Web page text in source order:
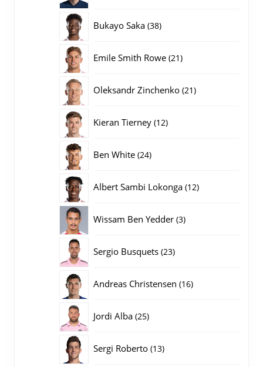
Bukayo Saka 3838
Emile Smith Rowe 2121
Oleksandr Zinchenko 2121
Kieran Tierney 1212
Ben White 2424
Albert Sambi Lokonga 1212
Wissam Ben Yedder 33
Sergio Busquets 2323
Andreas Christensen 1616
Jordi Alba 2525
Sergi Roberto 1313